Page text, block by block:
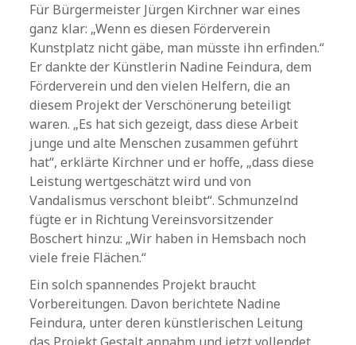
Für Bürgermeister Jürgen Kirchner war eines
ganz klar: „Wenn es diesen Förderverein
Kunstplatz nicht gäbe, man müsste ihn erfinden.“
Er dankte der Künstlerin Nadine Feindura, dem
Förderverein und den vielen Helfern, die an
diesem Projekt der Verschönerung beteiligt
waren. „Es hat sich gezeigt, dass diese Arbeit
junge und alte Menschen zusammen geführt
hat“, erklärte Kirchner und er hoffe, „dass diese
Leistung wertgeschätzt wird und von
Vandalismus verschont bleibt“. Schmunzelnd
fügte er in Richtung Vereinsvorsitzender
Boschert hinzu: „Wir haben in Hemsbach noch
viele freie Flächen.“
Ein solch spannendes Projekt braucht
Vorbereitungen. Davon berichtete Nadine
Feindura, unter deren künstlerischen Leitung